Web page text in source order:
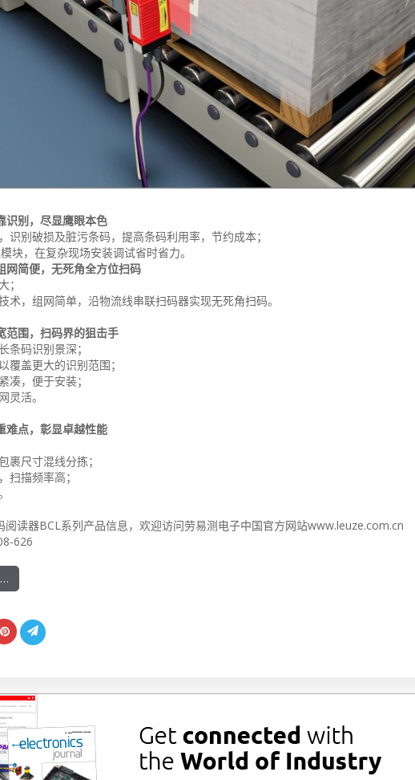
识别，尽显鹰眼本色
识别破损及脏污条码，提高条码利用率，节约成本；
块，在复杂现场安装调试省时省力。
网简便，无死角全方位扫码
；
术，组网简单，沿物流线串联扫码器实现无死角扫码。
范围，扫码界的狙击手
条码识别景深；
覆盖更大的识别范围；
凑，便于安装；
灵活。
难点，彰显卓越性能
裹尺寸混线分拣；
扫描频率高；
阅读器BCL系列产品信息，欢迎访问劳易测电子中国官方网站www.leuze.com.cn
626